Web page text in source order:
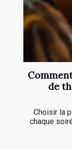
de
Choisir la
chaque